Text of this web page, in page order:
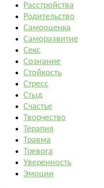
Расстройства
Родительство
Самооценка
Саморазвитие
Секс
Сознание
Стойкость
Стресс
Стыд
Счастье
Творчество
Терапия
Травма
Тревога
Уверенность
Эмоции